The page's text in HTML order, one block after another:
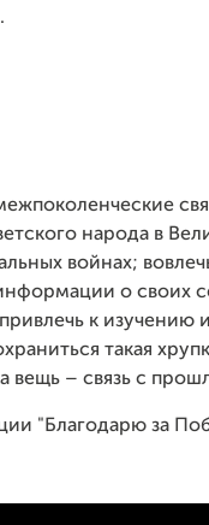
народа в
войнах;
о своих
к изучению
такая
вещь – связь с
"Благодарю за